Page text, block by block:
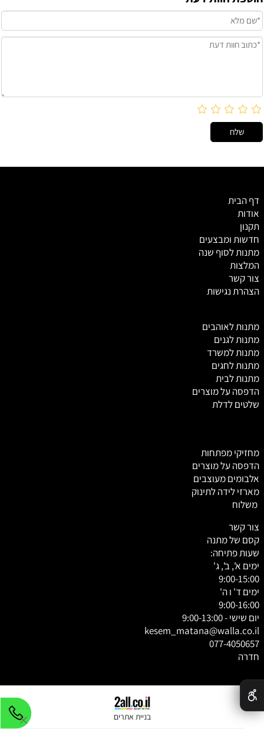
דף הבית
אודות
תקנון
חדשות ומבצעים
מתנות לסוף שנה
המלצות
צור קשר
הצהרת נגישות
מתנות לאוהבים
מתנות לגנים
מתנות למשרד
מתנות לחגים
מתנות לבית
הדפסה על מוצרים
שלטים לדלת
מחזיקי מפתחות
הדפסה על מוצרים
אלבומים מעוצבים
מארזי לידה לתינוק
משלוח
צור קשר
קסם של מתנה
שעות פתיחה:
ימים א', ב', ג'
9:00-15:00
ימים ד' ו ה'
9:00-16:00
יום שישי - 9:00-13:00
kesem_matana@walla.co.il
077-4050657
חדרה
בניית אתרים